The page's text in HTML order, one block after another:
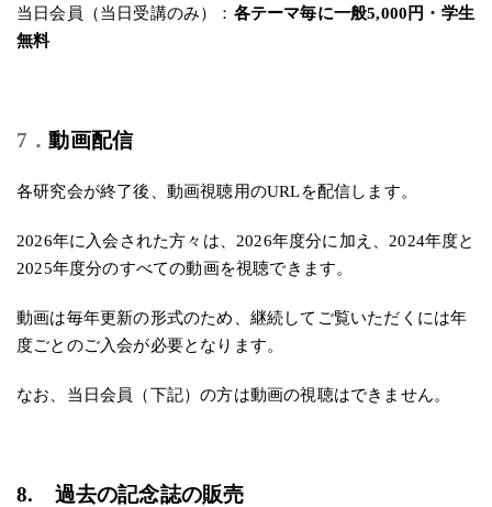
当日会員（当日受講のみ）： 各テーマ毎に一般5,000円・学生
無料
7．動画配信
各研究会が終了後、動画視聴用のURLを配信します。
2026年に入会された方々は、2026年度分に加え、2024年度と
2025年度分のすべての動画を視聴できます。
動画は毎年更新の形式のため、継続してご覧いただくには年
度ごとのご入会が必要となります。
なお、当日会員（下記）の方は動画の視聴はできません。
8. 過去の記念誌の販売